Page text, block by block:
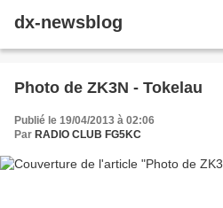
dx-newsblog
Photo de ZK3N - Tokelau
Publié le 19/04/2013 à 02:06
Par RADIO CLUB FG5KC